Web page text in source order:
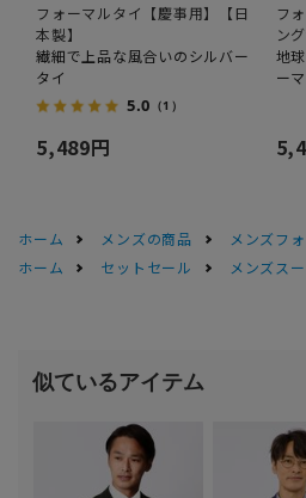
フォーマルタイ【慶事用】【日
本製】
繊細で上品な風合いのシルバー
タイ
5.0 （1）
5,489円
フ
ン
地
ー
ホーム メンズの商品 メンズフ
ホーム
セットセール メンズス